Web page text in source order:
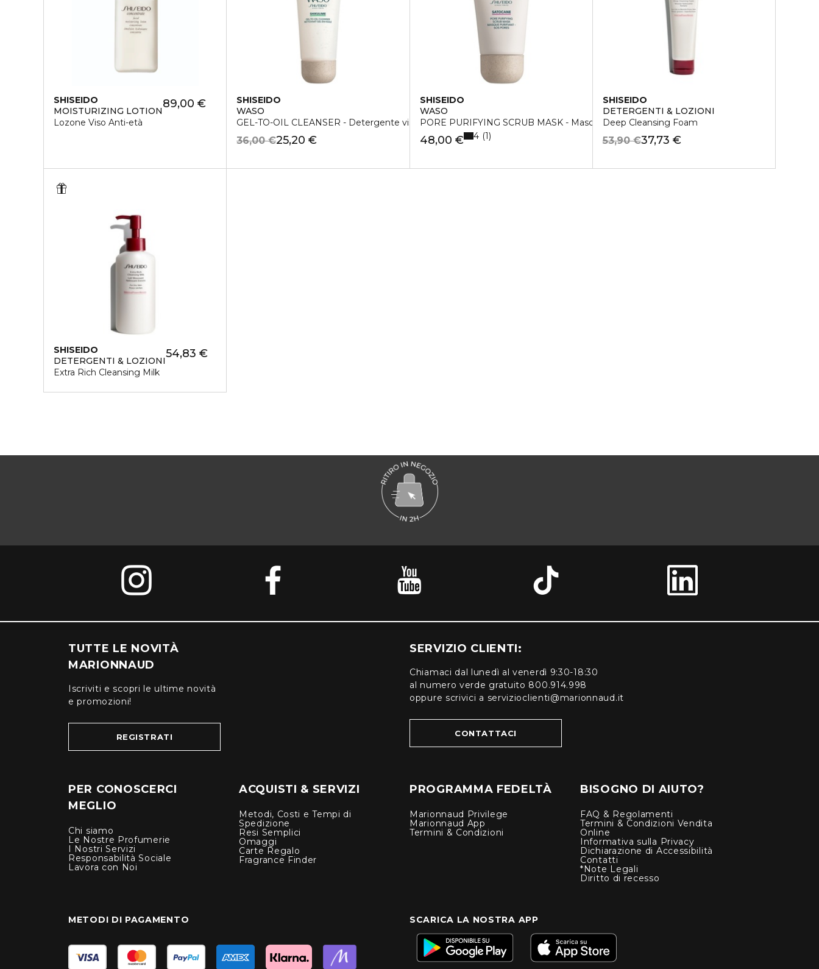
SHISEIDO
MOISTURIZING LOTION
Lozone Viso Anti-età
89,00 €
SHISEIDO
WASO
GEL-TO-OIL CLEANSER - Detergente viso
25,20 €
36,00 €
SHISEIDO
WASO
PORE PURIFYING SCRUB MASK - Maschera purificante
48,00 € 4 1
SHISEIDO
DETERGENTI & LOZIONI
Deep Cleansing Foam
37,73 €
53,90 €
SHISEIDO
DETERGENTI & LOZIONI
Extra Rich Cleansing Milk
54,83 €
TUTTE LE NOVITÀ
MARIONNAUD
Iscriviti e scopri le ultime novità
e promozioni!
REGISTRATI
SERVIZIO CLIENTI:
Chiamaci dal lunedì al venerdì 9:30-18:30
al numero verde gratuito 800.914.998
oppure scrivici a servizioclienti@marionnaud.it
CONTATTACI
PER CONOSCERCI
MEGLIO
Chi siamo
Le Nostre Profumerie
I Nostri Servizi
Responsabilità Sociale
Lavora con Noi
ACQUISTI & SERVIZI
Metodi, Costi e Tempi di
Spedizione
Resi Semplici
Omaggi
Carte Regalo
Fragrance Finder
PROGRAMMA FEDELTÀ
Marionnaud Privilege
Marionnaud App
Termini & Condizioni
BISOGNO DI AIUTO?
FAQ & Regolamenti
Termini & Condizioni Vendita
Online
Informativa sulla Privacy
Dichiarazione di Accessibilità
Contatti
*Note Legali
Diritto di recesso
METODI DI PAGAMENTO SCARICA LA NOSTRA APP